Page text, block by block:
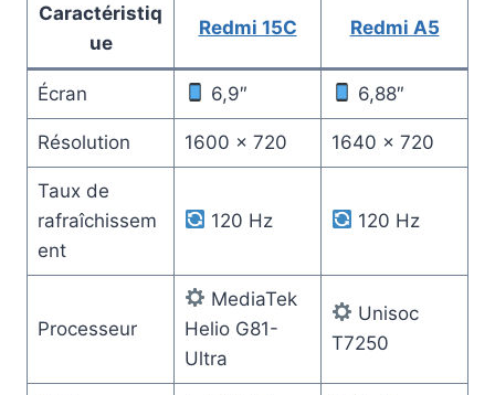
Caractéristiq
ue
Redmi 15C Redmi A5
Écran 6,9″ 6,88″
Résolution 1600 × 720 1640 × 720
Taux de
rafraîchissem
ent
120 Hz 120 Hz
Processeur
MediaTek
Helio G81-
Ultra
Unisoc
T7250